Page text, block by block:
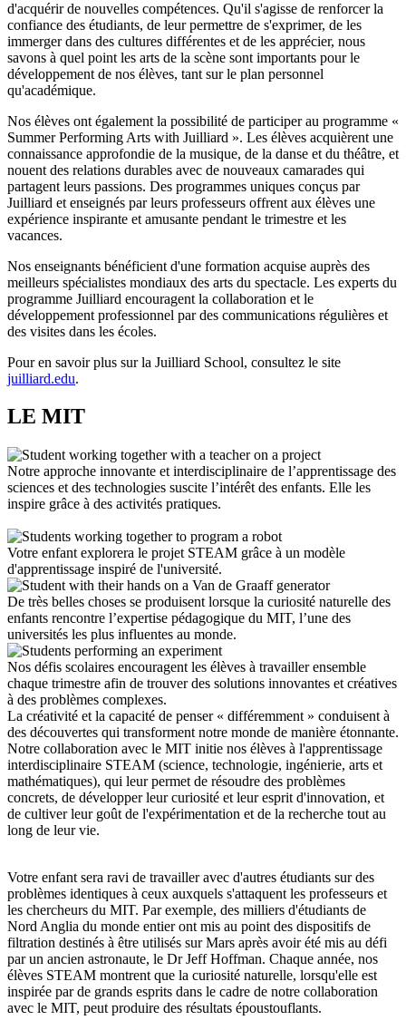
d'acquérir de nouvelles compétences. Qu'il s'agisse de renforcer la
confiance des étudiants, de leur permettre de s'exprimer, de les
immerger dans des cultures différentes et de les apprécier, nous
savons à quel point les arts de la scène sont importants pour le
développement de nos élèves, tant sur le plan personnel
qu'académique.
Nos élèves ont également la possibilité de participer au programme «
Summer Performing Arts with Juilliard ». Les élèves acquièrent une
connaissance approfondie de la musique, de la danse et du théâtre, et
nouent des relations durables avec de nouveaux camarades qui
partagent leurs passions. Des programmes uniques conçus par
Juilliard et enseignés par leurs professeurs offrent aux élèves une
expérience inspirante et amusante pendant le trimestre et les
vacances.
Nos enseignants bénéficient d'une formation acquise auprès des
meilleurs spécialistes mondiaux des arts du spectacle. Les experts du
programme Juilliard encouragent la collaboration et le
développement professionnel par des communications régulières et
des visites dans les écoles.
Pour en savoir plus sur la Juilliard School, consultez le site
juilliard.edu.
LE MIT
Notre approche innovante et interdisciplinaire de l’apprentissage des
sciences et des technologies suscite l’intérêt des enfants. Elle les
inspire grâce à des activités pratiques.
Votre enfant explorera le projet STEAM grâce à un modèle
d'apprentissage inspiré de l'université.
De très belles choses se produisent lorsque la curiosité naturelle des
enfants rencontre l’expertise pédagogique du MIT, l’une des
universités les plus influentes au monde.
Nos défis scolaires encouragent les élèves à travailler ensemble
chaque trimestre afin de trouver des solutions innovantes et créatives
à des problèmes complexes.
La créativité et la capacité de penser « différemment » conduisent à
des découvertes qui transforment notre monde de manière étonnante.
Notre collaboration avec le MIT initie nos élèves à l'apprentissage
interdisciplinaire STEAM (science, technologie, ingénierie, arts et
mathématiques), qui leur permet de résoudre des problèmes
concrets, de développer leur curiosité et leur esprit d'innovation, et
de cultiver leur goût de l'expérimentation et de la recherche tout au
long de leur vie.
Votre enfant sera ravi de travailler avec d'autres étudiants sur des
problèmes identiques à ceux auxquels s'attaquent les professeurs et
les chercheurs du MIT. Par exemple, des milliers d'étudiants de
Nord Anglia du monde entier ont mis au point des dispositifs de
filtration destinés à être utilisés sur Mars après avoir été mis au défi
par un ancien astronaute, le Dr Jeff Hoffman. Chaque année, nos
élèves STEAM montrent que la curiosité naturelle, lorsqu'elle est
inspirée par de grands esprits dans le cadre de notre collaboration
avec le MIT, peut produire des résultats époustouflants.